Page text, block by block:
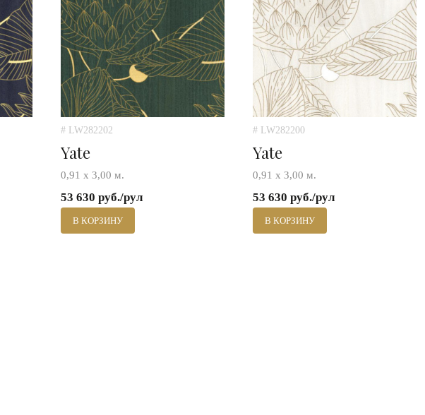
# LW282202
Yate
0,91 x 3,00 м.
53 630 руб./рул
В КОРЗИНУ
# LW282200
Yate
0,91 x 3,00 м.
53 630 руб./рул
В КОРЗИНУ